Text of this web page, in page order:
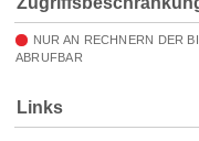
NUR AN RECHNERN DER
ABRUFBAR
Links